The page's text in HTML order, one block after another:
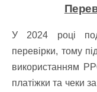
У 2024 році
перевірки, тому
використанням
платіжки та чеки